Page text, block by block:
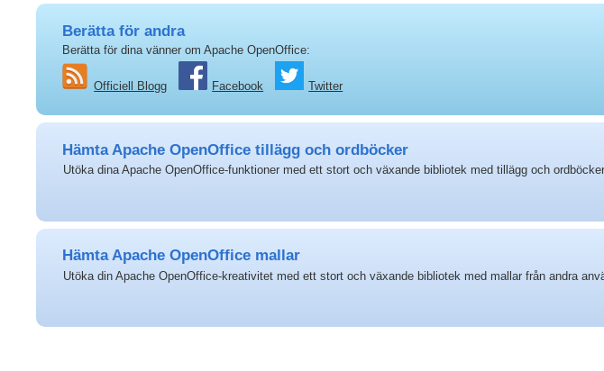
Berätta för andra
Berätta för dina vänner om Apache OpenOffice:
Officiell Blogg Facebook Twitter
Hämta Apache OpenOffice tillägg och ordböcker
Utöka dina Apache OpenOffice-funktioner med ett stort och växande bibliotek med tillägg och
Hämta Apache OpenOffice mallar
Utöka din Apache OpenOffice-kreativitet med ett stort och växande bibliotek med mallar från andra